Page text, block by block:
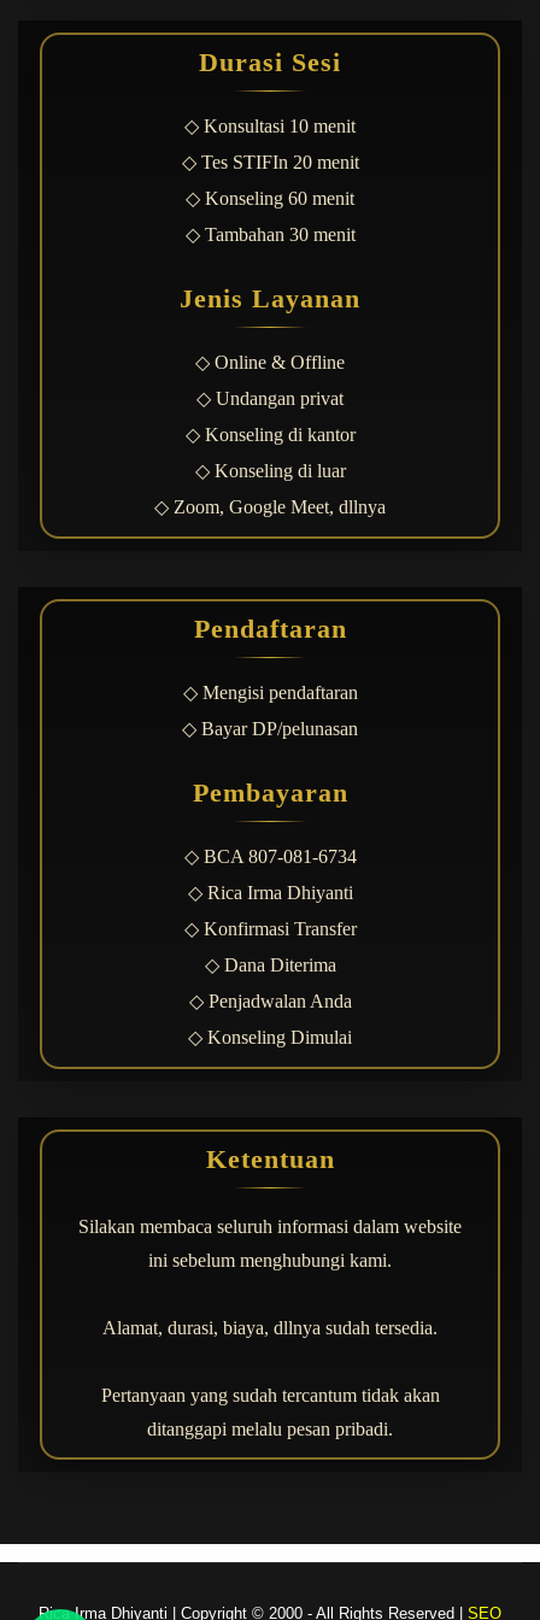
Coaching Karier Temukan Arah Hidupmu
dan Percepat Kemajuanmu
Durasi Sesi
◇ Konsultasi 10 menit
◇ Tes STIFIn 20 menit
◇ Konseling 60 menit
◇ Tambahan 30 menit
Jenis Layanan
◇ Online & Offline
◇ Undangan privat
◇ Konseling di kantor
◇ Konseling di luar
◇ Zoom, Google Meet, dllnya
Pendaftaran
◇ Mengisi pendaftaran
◇ Bayar DP/pelunasan
Pembayaran
◇ BCA 807-081-6734
◇ Rica Irma Dhiyanti
◇ Konfirmasi Transfer
◇ Dana Diterima
◇ Penjadwalan Anda
◇ Konseling Dimulai
Ketentuan
Silakan membaca seluruh informasi dalam website
ini sebelum menghubungi kami.
Alamat, durasi, biaya, dllnya sudah tersedia.
Pertanyaan yang sudah tercantum tidak akan
ditanggapi melalu pesan pribadi.
Rica Irma Dhiyanti | Copyright © 2000 - All Rights Reserved SEO